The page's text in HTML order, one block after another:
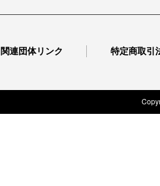
関連団体リンク 特定商取引